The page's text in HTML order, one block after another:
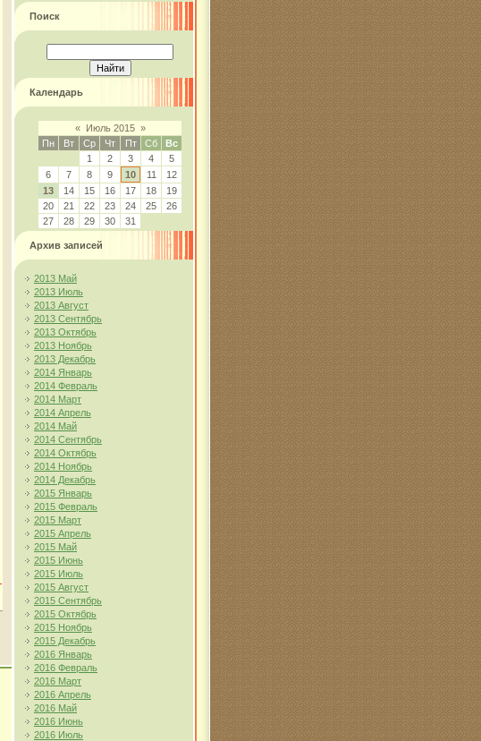
Поиск
Календарь
« Июль 2015 »
Пн
Вт Ср Чт Пт Сб
Вс
1
2 3 4
5
6
7 8 9 10 11
12
13
14 15 16 17 18
19
20
21 22 23 24 25
26
27
28 29 30 31
Архив записей
2013 Май
2013 Июль
2013 Август
2013 Сентябрь
2013 Октябрь
2013 Ноябрь
2013 Декабрь
2014 Январь
2014 Февраль
2014 Март
2014 Апрель
2014 Май
2014 Сентябрь
2014 Октябрь
2014 Ноябрь
2014 Декабрь
2015 Январь
2015 Февраль
2015 Март
2015 Апрель
2015 Май
2015 Июнь
2015 Июль
2015 Август
2015 Сентябрь
2015 Октябрь
2015 Ноябрь
2015 Декабрь
2016 Январь
2016 Февраль
2016 Март
2016 Апрель
2016 Май
2016 Июнь
2016 Июль